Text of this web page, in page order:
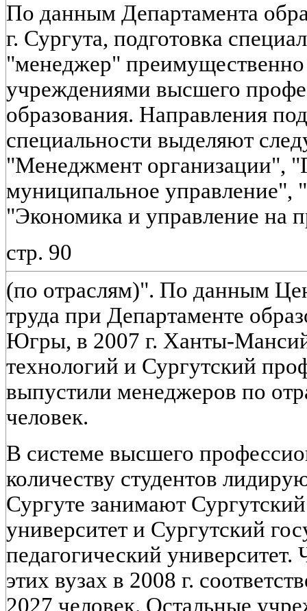
По данным Департамента
г. Сургута, подготовка
"менеджер" преимущественно
учреждениями высшего
образования. Направления
специальности выделяют
"Менеджмент организации",
муниципальное управление",
"Экономика и управление на
стр. 90
(по отраслям)". По данным
труда при Департаменте
Югры, в 2007 г. Ханты-
технологий и Сургутский
выпустили менеджеров по
человек.
В системе высшего
количеству студентов
Сургуте занимают
университет и Сургутский
педагогический
этих вузах в 2008 г.
2027 человек. Остальные